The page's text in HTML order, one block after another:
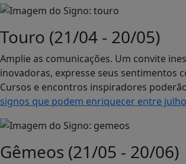
Touro (21/04 - 20/05)
Amplie as comunicações. Um convite
inovadoras, expresse seus sentimentos
Cursos e encontros inspiradores
signos que podem enriquecer entre
Gêmeos (21/05 - 20/06)